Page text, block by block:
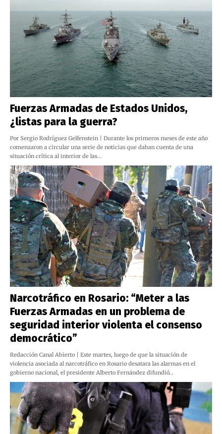
Fuerzas Armadas de Estados Unidos,
¿listas para la guerra?
Por Sergio Rodríguez Gelfenstein | Durante los primeros meses de este año
comenzaron a circular una serie de noticias que daban cuenta de una
situación crítica al interior de las…
Narcotráfico en Rosario: “Meter a las
Fuerzas Armadas en un problema de
seguridad interior violenta el consenso
democrático”
Redacción Canal Abierto | Este martes, luego de que la situación de
violencia asociada al narcotráfico en Rosario desatara las alarmas en el
gobierno nacional, el presidente Alberto Fernández difundió…